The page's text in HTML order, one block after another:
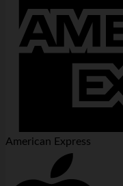
American Express